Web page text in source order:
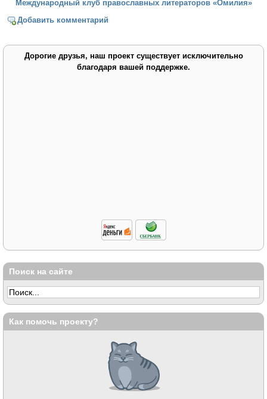
Международный клуб православных литераторов «Омилия»
Добавить комментарий
Дорогие друзья, наш проект существует исключительно
благодаря вашей поддержке.
Поиск на сайте
Как помочь проекту?